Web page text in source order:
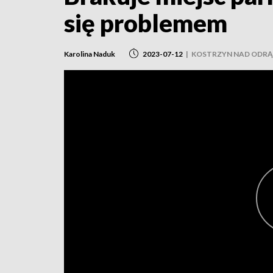
się problemem
Karolina Naduk 2023-07-12 | KOSTRZYN NAD ODRĄ